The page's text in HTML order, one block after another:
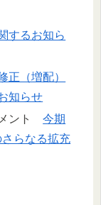
するお知ら
正（増配）
知らせ
メント今期
らなる拡充